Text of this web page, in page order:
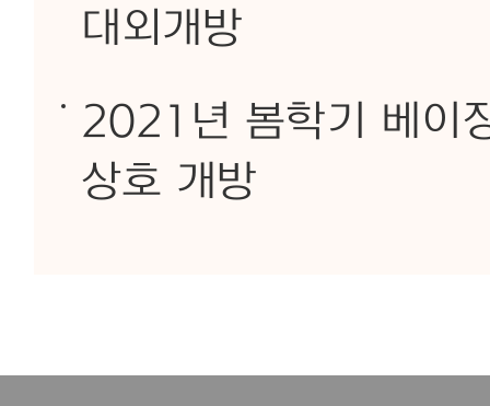
대외개방
2021년 봄학기 베이
상호 개방